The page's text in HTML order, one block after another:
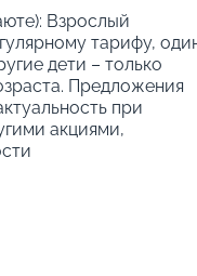
Взрослый
тарифу,
дети – только
Предложения
при
акциями,